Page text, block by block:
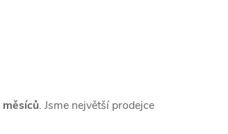
. Jsme největší prodejce